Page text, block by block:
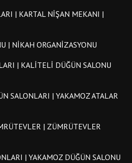
| KARTAL NIŞAN MEKANI |
| NIKAH ORGANIZASYONU
| KALITELI DÜĞÜN SALONU
SALONLARI | YAKAMOZ ATALAR
| ZÜMRÜTEVLER
| YAKAMOZ DÜĞÜN SALONU